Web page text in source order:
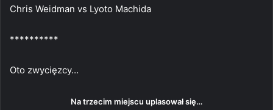
Chris Weidman vs Lyoto Machida
**********
Oto zwycięzcy…
Na trzecim miejscu uplasował się…